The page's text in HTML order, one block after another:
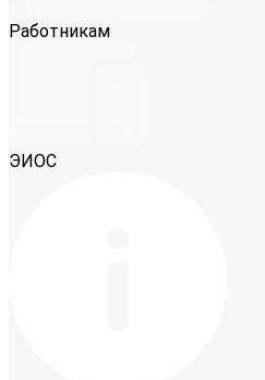
Работникам
ЭИОС